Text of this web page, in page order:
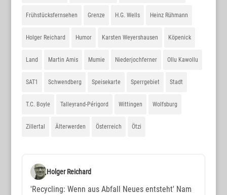
Frühstücksfernsehen Grenze H.G. Wells Heinz Rühmann
Holger Reichard Humor Karsten Weyershausen Köpenick
Land Martin Amis Mumie Niederjochferner Ollu Kawollu
SAT1 Schwendberg Speisekarte Sperrgebiet Stadt
T.C. Boyle Talleyrand-Périgord Wittingen Wolfsburg
Zillertal Älterwerden Österreich Ötzi
Holger Reichard
'Recycling: Wenn aus Abfall Neues entsteht' Nam